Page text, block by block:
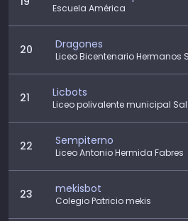
Escuela América
20 Dragones
Liceo Bicentenario Hermanos
21 Licbots
Liceo polivalente municipal
22 Sempiterno
Liceo Antonio Hermida Fabres
23 mekisbot
Colegio Patricio mekis